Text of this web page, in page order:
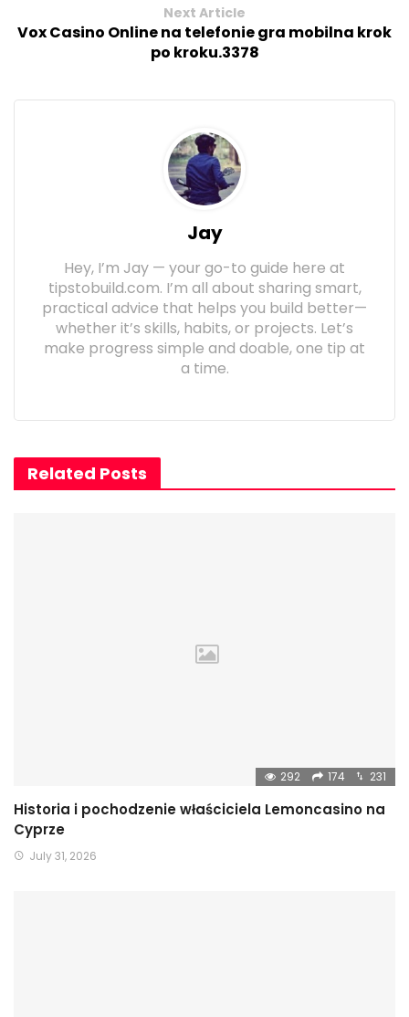
Next Article
Vox Casino Online na telefonie gra mobilna krok
po kroku.3378
Jay
Hey, I’m Jay — your go-to guide here at
tipstobuild.com. I’m all about sharing smart,
practical advice that helps you build better—
whether it’s skills, habits, or projects. Let’s
make progress simple and doable, one tip at
a time.
Related Posts
292 174 231
Historia i pochodzenie właściciela Lemoncasino na
Cyprze
July 31, 2026